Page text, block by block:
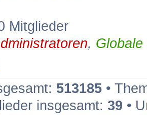
Mitglieder
,
513185 •
insgesamt: 39 •